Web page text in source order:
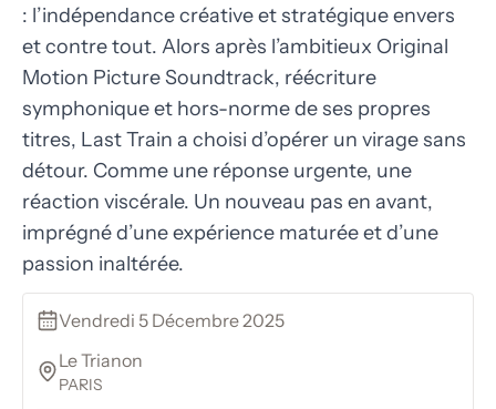
: l’indépendance créative et stratégique envers
et contre tout. Alors après l’ambitieux Original
Motion Picture Soundtrack, réécriture
symphonique et hors-norme de ses propres
titres, Last Train a choisi d’opérer un virage sans
détour. Comme une réponse urgente, une
réaction viscérale. Un nouveau pas en avant,
imprégné d’une expérience maturée et d’une
passion inaltérée.
Vendredi 5 Décembre 2025
Le Trianon
PARIS